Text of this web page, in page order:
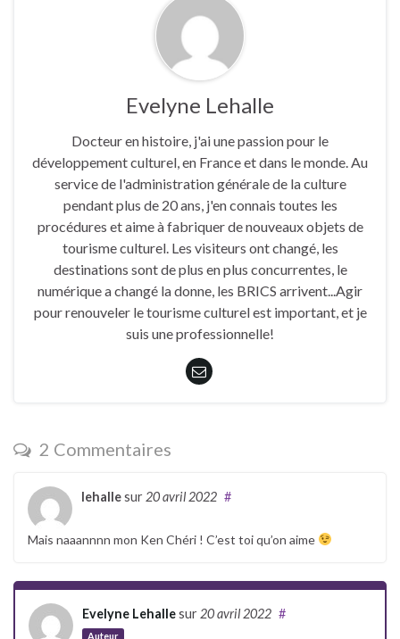
Evelyne Lehalle
Docteur en histoire, j'ai une passion pour le
développement culturel, en France et dans le monde. Au
service de l'administration générale de la culture
pendant plus de 20 ans, j'en connais toutes les
procédures et aime à fabriquer de nouveaux objets de
tourisme culturel. Les visiteurs ont changé, les
destinations sont de plus en plus concurrentes, le
numérique a changé la donne, les BRICS arrivent...Agir
pour renouveler le tourisme culturel est important, et je
suis une professionnelle!
2 Commentaires
lehallesur 20 avril 2022 #
Mais naaannnn mon Ken Chéri ! C’est toi qu’on aime
Evelyne Lehallesur 20 avril 2022
Auteur
#